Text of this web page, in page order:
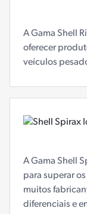
A Gama Shell
oferecer
veículos
A Gama Shell
para superar
muitos
diferenciais e